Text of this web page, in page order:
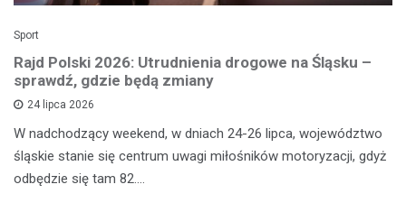
Sport
Rajd Polski 2026: Utrudnienia drogowe na Śląsku –
sprawdź, gdzie będą zmiany
24 lipca 2026
W nadchodzący weekend, w dniach 24-26 lipca, województwo
śląskie stanie się centrum uwagi miłośników motoryzacji, gdyż
odbędzie się tam 82.…